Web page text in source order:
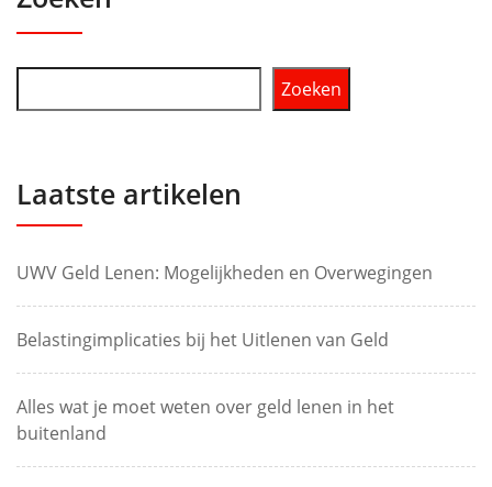
Zoeken
Laatste artikelen
UWV Geld Lenen: Mogelijkheden en Overwegingen
Belastingimplicaties bij het Uitlenen van Geld
Alles wat je moet weten over geld lenen in het
buitenland